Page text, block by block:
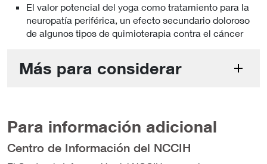
El valor potencial del yoga como tratamiento para la
neuropatía periférica, un efecto secundario doloroso
de algunos tipos de quimioterapia contra el cáncer
Más para considerar
Para información adicional
Centro de Información del NCCIH